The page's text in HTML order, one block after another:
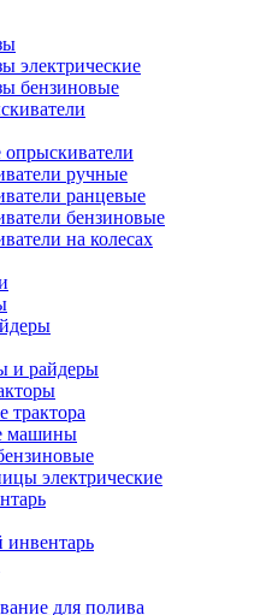
электрические
бензиновые
ручные
ранцевые
бензиновые
на колесах
и райдеры
трактора
машины
электрические
для полива